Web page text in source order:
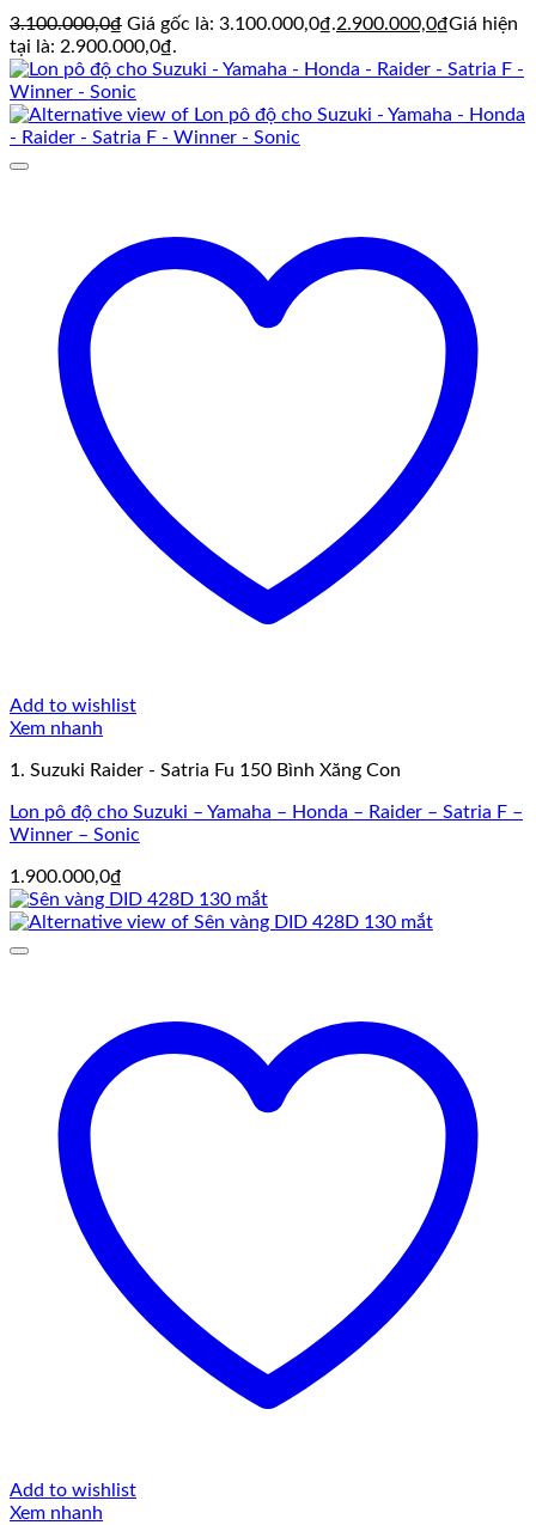
3.100.000,0₫ Giá gốc là: 3.100.000,0₫.2.900.000,0₫Giá hiện
tại là: 2.900.000,0₫.
Add to wishlist
Xem nhanh
1. Suzuki Raider - Satria Fu 150 Bình Xăng Con
Lon pô độ cho Suzuki – Yamaha – Honda – Raider – Satria F –
Winner – Sonic
1.900.000,0₫
Add to wishlist
Xem nhanh